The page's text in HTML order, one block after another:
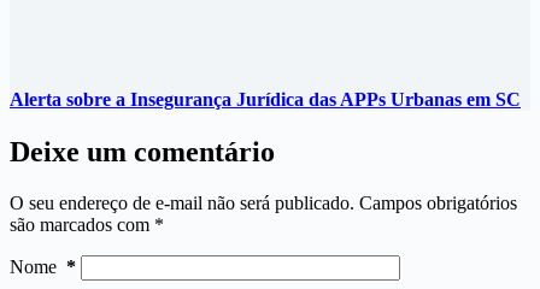
Alerta sobre a Insegurança Jurídica das APPs Urbanas em SC
Deixe um comentário
O seu endereço de e-mail não será publicado. Campos obrigatórios
são marcados com *
Nome *